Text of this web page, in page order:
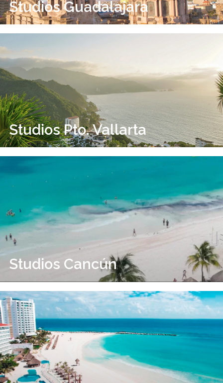
Studios Guadalajara
Studios Pto. Vallarta
Studios Cancún